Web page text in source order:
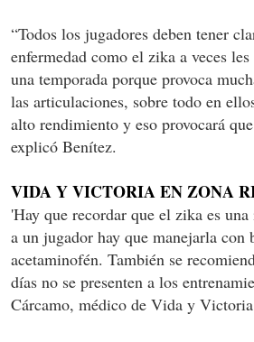
“Todos los jugadores deben tener
enfermedad como el zika a veces
una temporada porque provoca
las articulaciones, sobre todo en
alto rendimiento y eso provocará
explicó Benítez.
VIDA Y VICTORIA EN ZONA
'Hay que recordar que el zika es
a un jugador hay que manejarla con
acetaminofén. También se
días no se presenten a los
Cárcamo, médico de Vida y